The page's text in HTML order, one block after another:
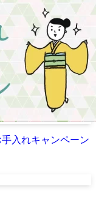
入れキャンペーン